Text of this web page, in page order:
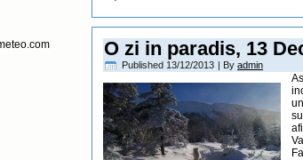
O zi in paradis, 13
Published 13/12/2013 | By admin